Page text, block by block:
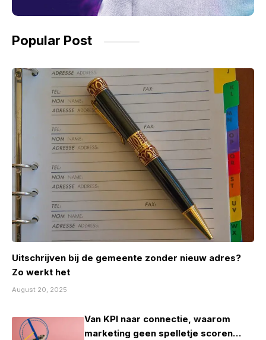
Popular Post
Uitschrijven bij de gemeente zonder nieuw adres?
Zo werkt het
August 20, 2025
Van KPI naar connectie, waarom
marketing geen spelletje scoren